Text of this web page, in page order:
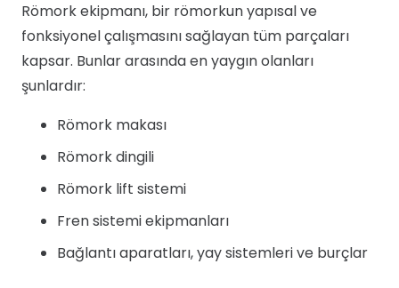
Römork ekipmanı, bir römorkun yapısal ve
fonksiyonel çalışmasını sağlayan tüm parçaları
kapsar. Bunlar arasında en yaygın olanları
şunlardır:
Römork makası
Römork dingili
Römork lift sistemi
Fren sistemi ekipmanları
Bağlantı aparatları, yay sistemleri ve burçlar